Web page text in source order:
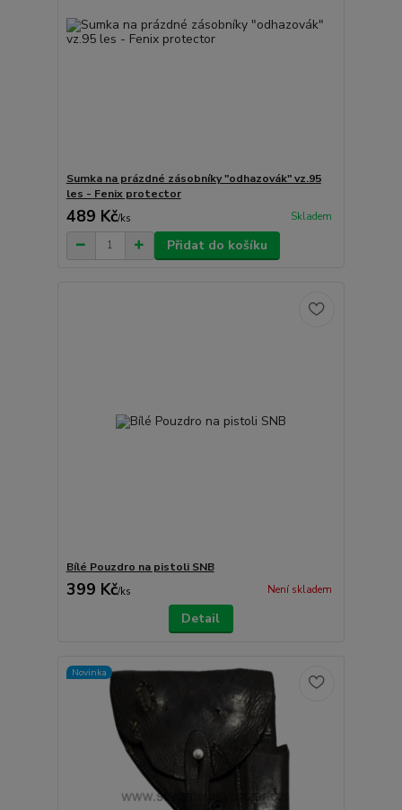
Sumka na prázdné zásobníky "odhazovák" vz.95
les - Fenix protector
489 Kč/ks Skladem
Přidat do košíku
Bílé Pouzdro na pistoli SNB
399 Kč/ks Není skladem
Detail
Novinka